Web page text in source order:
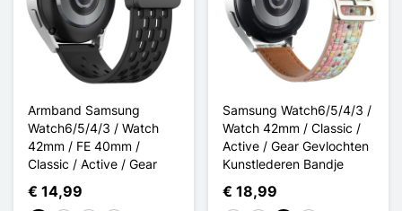
Armband Samsung
Watch6/5/4/3 / Watch
42mm / FE 40mm /
Classic / Active / Gear
€ 14,99
Samsung Watch6/5/4/3 /
Watch 42mm / Classic /
Active / Gear Gevlochten
Kunstlederen Bandje
€ 18,99